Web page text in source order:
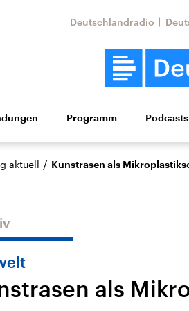
Deutschlandradio
Politik Wirtschaft Wissen
Musik
Nahostkonflikt
Programm Podcasts
aktuell / Kunstrasen als
als